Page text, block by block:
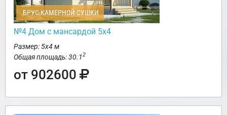
БРУС КАМЕРНОЙ СУШКИ
№4 Дом с мансардой 5х4
Размер: 5х4 м
Общая площадь: 30.12
от 902600